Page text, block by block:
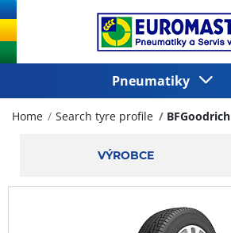
Pneumatiky
Home Search tyre profile BFGoodrich
VÝROBCE